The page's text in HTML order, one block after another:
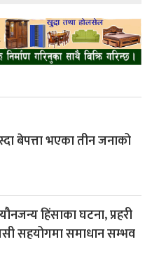
बेपत्ता भएका तीन जनाको
हिंसाका घटना, प्रहरी
सहयोगमा समाधान सम्भव